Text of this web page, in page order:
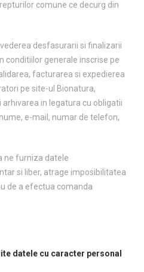
comune ce decurg din
desfasurarii si finalizarii
conditiilor generale inscrise pe
facturarea si expedierea
pe site-ul Bionatura,
in legatura cu obligatii
e-mail, numar de telefon,
ne furniza datele
si liber, atrage imposibilitatea
de a efectua comanda
datele cu caracter personal